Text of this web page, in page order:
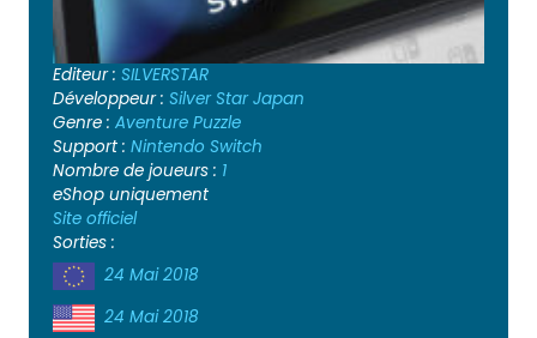
Editeur : SILVERSTAR
Développeur : Silver Star Japan
Genre : Aventure Puzzle
Support : Nintendo Switch
Nombre de joueurs : 1
eShop uniquement
Site officiel
Sorties :
24 Mai 2018
24 Mai 2018